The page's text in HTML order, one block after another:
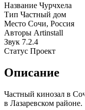
Название Чурчхела
Тип Частный дом
Место Сочи, Россия
Авторы Artinstall
Звук 7.2.4
Статус Проект
Описание
Частный кинозал в
в Лазаревском районе.